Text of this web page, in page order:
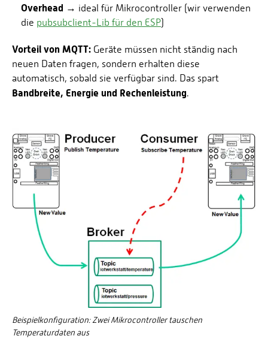
Overhead → ideal für Mikrocontroller (wir verwenden
die pubsubclient-Lib für den ESP)
Vorteil von MQTT: Geräte müssen nicht ständig nach
neuen Daten fragen, sondern erhalten diese
automatisch, sobald sie verfügbar sind. Das spart
Bandbreite, Energie und Rechenleistung.
Beispielkonfiguration: Zwei Mikrocontroller tauschen
Temperaturdaten aus